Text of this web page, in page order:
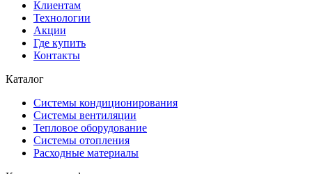
Клиентам
Технологии
Акции
Где купить
Контакты
Каталог
Системы кондиционирования
Системы вентиляции
Тепловое оборудование
Системы отопления
Расходные материалы